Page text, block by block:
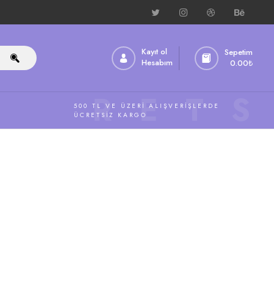
Kayıt ol
Hesabım
Sepetim
0.00₺
500 TL VE ÜZERI ALIŞVERIŞLERDE
ÜCRETSIZ KARGO